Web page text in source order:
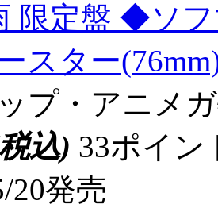
限定盤 ◆ソ
スター
プ・アニメ
込) 33ポイ
20発売